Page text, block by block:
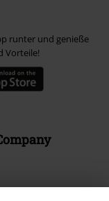
runter und genieße
Vorteile!